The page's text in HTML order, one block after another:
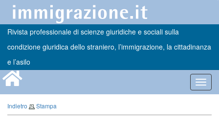
Rivista professionale di scienze giuridiche e sociali sulla
condizione giuridica dello straniero, l’immigrazione, la cittadinanza
e l’asilo
Indietro Stampa